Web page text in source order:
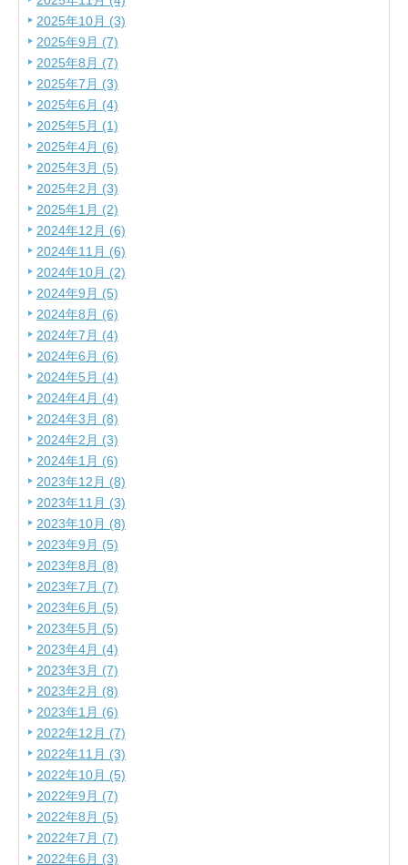
2025年10月 (3)
2025年9月 (7)
2025年8月 (7)
2025年7月 (3)
2025年6月 (4)
2025年5月 (1)
2025年4月 (6)
2025年3月 (5)
2025年2月 (3)
2025年1月 (2)
2024年12月 (6)
2024年11月 (6)
2024年10月 (2)
2024年9月 (5)
2024年8月 (6)
2024年7月 (4)
2024年6月 (6)
2024年5月 (4)
2024年4月 (4)
2024年3月 (8)
2024年2月 (3)
2024年1月 (6)
2023年12月 (8)
2023年11月 (3)
2023年10月 (8)
2023年9月 (5)
2023年8月 (8)
2023年7月 (7)
2023年6月 (5)
2023年5月 (5)
2023年4月 (4)
2023年3月 (7)
2023年2月 (8)
2023年1月 (6)
2022年12月 (7)
2022年11月 (3)
2022年10月 (5)
2022年9月 (7)
2022年8月 (5)
2022年7月 (7)
2022年6月 (3)